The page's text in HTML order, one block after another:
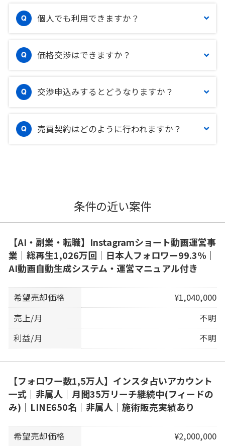
個人でも利用できますか？
価格交渉はできますか？
交渉申込みするとどうなりますか？
売買契約はどのように行われますか？
条件の近い案件
【AI・副業・転職】Instagramショート動画運営事
業｜総再生1,026万回｜日本人フォロワー99.3%｜
AI動画自動生成システム・運営マニュアル付き
希望売却価格
¥1,040,000
売上/月
不明
利益/月
不明
【フォロワー数1,5万人】インスタ占いアカウント
一式｜非属人｜月間35万リーチ継続中(フィードの
み)｜LINE650名｜非属人｜施術販売実績あり
希望売却価格
¥2,000,000